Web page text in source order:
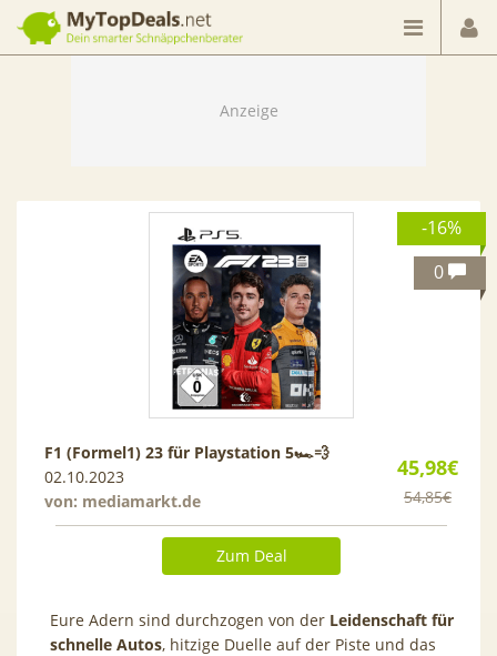
Dein smarter Schnäppchenberater
-16%
0
45,98€
54,85€
F1 (Formel1) 23 für Playstation 5​🏎️​💨​
02.10.2023
von: mediamarkt.de
Zum Deal
Eure Adern sind durchzogen von der Leidenschaft für
schnelle Autos, hitzige Duelle auf der Piste und das